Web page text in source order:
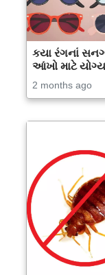
કયા રંગનાં
આંખો માટે
2 months ago